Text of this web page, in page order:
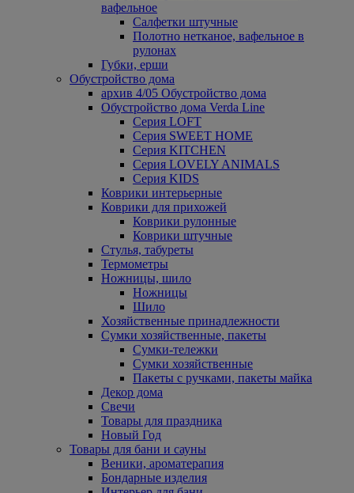
вафельное
Салфетки штучные
Полотно нетканое, вафельное в
рулонах
Губки, ерши
Обустройство дома
архив 4/05 Обустройство дома
Обустройство дома Verda Line
Серия LOFT
Серия SWEET HOME
Серия KITCHEN
Серия LOVELY ANIMALS
Серия KIDS
Коврики интерьерные
Коврики для прихожей
Коврики рулонные
Коврики штучные
Стулья, табуреты
Термометры
Ножницы, шило
Ножницы
Шило
Хозяйственные принадлежности
Сумки хозяйственные, пакеты
Сумки-тележки
Сумки хозяйственные
Пакеты с ручками, пакеты майка
Декор дома
Свечи
Товары для праздника
Новый Год
Товары для бани и сауны
Веники, ароматерапия
Бондарные изделия